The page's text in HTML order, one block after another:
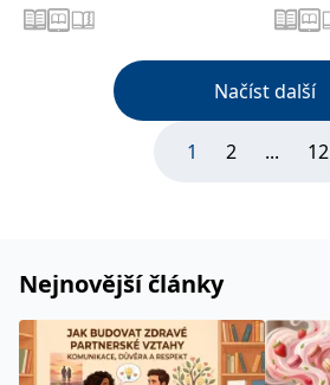
Načíst další
1 2 ... 12
Nejnovější články